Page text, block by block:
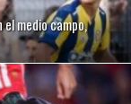
el medio campo,